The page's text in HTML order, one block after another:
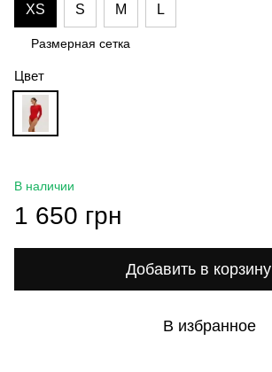
XS S M L
Размерная сетка
Цвет
В наличии
1 650 грн
Добавить в корзину
В избранное